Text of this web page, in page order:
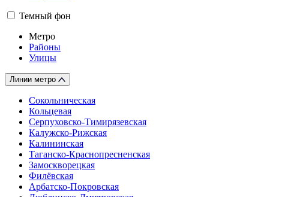
Темный фон
Метро
Районы
Улицы
Линии метро
Сокольническая
Кольцевая
Серпуховско-Тимирязевская
Калужско-Рижская
Калининская
Таганско-Краснопресненская
Замоскворецкая
Филёвская
Арбатско-Покровская